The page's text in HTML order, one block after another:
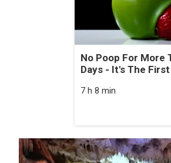
No Poop For More
Days - It's The
7 h 8 min